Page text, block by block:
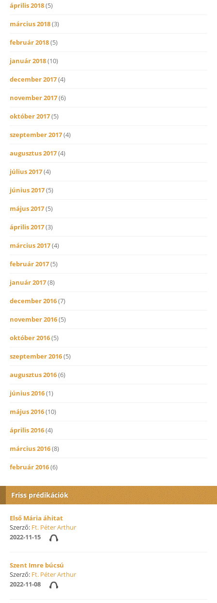
április 2018(5)
március 2018(3)
február 2018(5)
január 2018(10)
december 2017(4)
november 2017(6)
október 2017(5)
szeptember 2017(4)
augusztus 2017(4)
július 2017(4)
június 2017(5)
május 2017(5)
április 2017(3)
március 2017(4)
február 2017(5)
január 2017(8)
december 2016(7)
november 2016(5)
október 2016(5)
szeptember 2016(5)
augusztus 2016(6)
június 2016(1)
május 2016(10)
április 2016(4)
március 2016(8)
február 2016(6)
Friss prédikációk
Első Mária áhitat
Szerző: Ft. Péter Arthur
2022-11-15
Szent Imre búcsú
Szerző: Ft. Péter Arthur
2022-11-08